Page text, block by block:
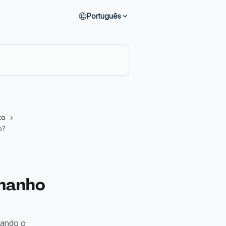
Português
o